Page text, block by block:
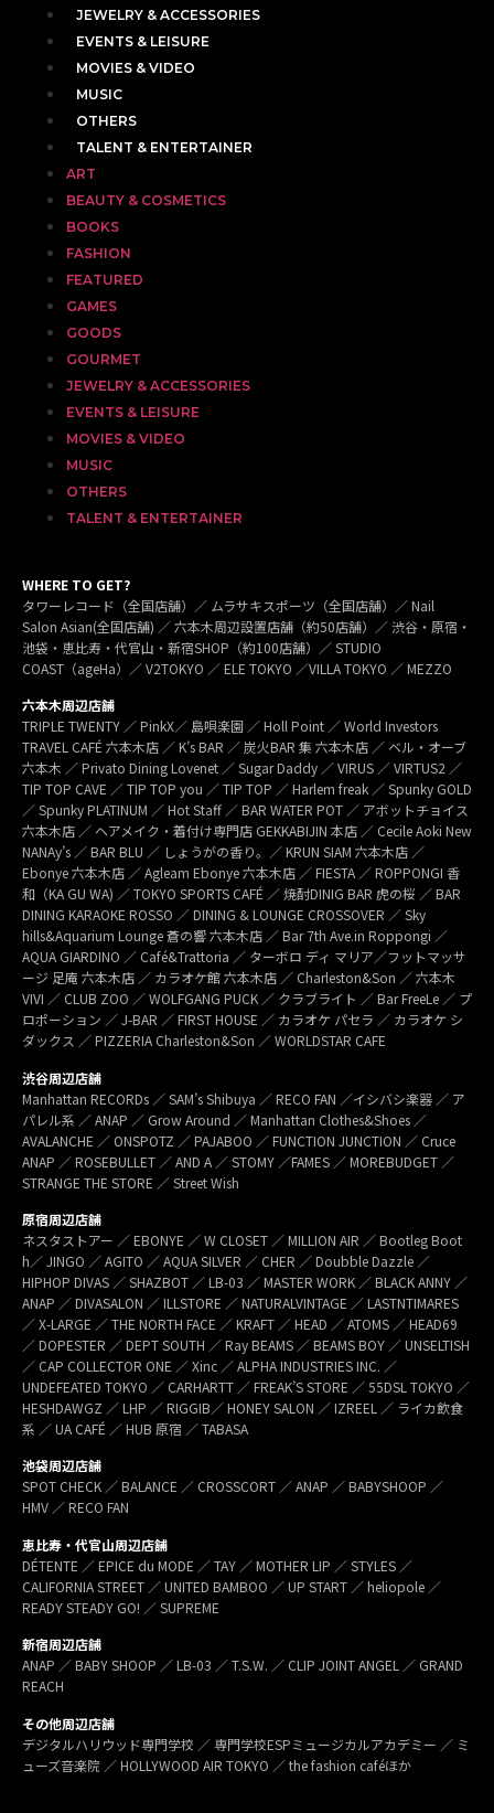
JEWELRY & ACCESSORIES
EVENTS & LEISURE
MOVIES & VIDEO
MUSIC
OTHERS
TALENT & ENTERTAINER
ART
BEAUTY & COSMETICS
BOOKS
FASHION
FEATURED
GAMES
GOODS
GOURMET
JEWELRY & ACCESSORIES
EVENTS & LEISURE
MOVIES & VIDEO
MUSIC
OTHERS
TALENT & ENTERTAINER
WHERE TO GET?
タワーレコード（全国店舗）／ ムラサキスポーツ（全国店舗）／ Nail
Salon Asian(全国店舗) ／ 六本木周辺設置店舗（約50店舗）／ 渋谷・原宿・
池袋・恵比寿・代官山・新宿SHOP（約100店舗）／ STUDIO
COAST（ageHa）／ V2TOKYO ／ ELE TOKYO ／VILLA TOKYO ／ MEZZO
六本木周辺店舗
TRIPLE TWENTY ／ PinkX／ 島唄楽園 ／ Holl Point ／ World Investors
TRAVEL CAFÉ 六本木店 ／ K’s BAR ／ 炭火BAR 集 六本木店 ／ ベル・オーブ
六本木 ／ Privato Dining Lovenet ／ Sugar Daddy ／ VIRUS ／ VIRTUS2 ／
TIP TOP CAVE ／ TIP TOP you ／ TIP TOP ／ Harlem freak ／ Spunky GOLD
／ Spunky PLATINUM ／ Hot Staff ／ BAR WATER POT ／ アボットチョイス
六本木店 ／ ヘアメイク・着付け専門店 GEKKABIJIN 本店 ／ Cecile Aoki New
NANAy’s ／ BAR BLU ／ しょうがの香り。／ KRUN SIAM 六本木店 ／
Ebonye 六本木店 ／ Agleam Ebonye 六本木店 ／ FIESTA ／ ROPPONGI 香
和（KA GU WA) ／ TOKYO SPORTS CAFÉ ／ 焼酎DINIG BAR 虎の桜 ／ BAR
DINING KARAOKE ROSSO ／ DINING & LOUNGE CROSSOVER ／ Sky
hills&Aquarium Lounge 蒼の響 六本木店 ／ Bar 7th Ave.in Roppongi ／
AQUA GIARDINO ／ Café&Trattoria ／ ターボロ ディ マリア／フットマッサ
ージ 足庵 六本木店 ／ カラオケ館 六本木店 ／ Charleston&Son ／ 六本木
VIVI ／ CLUB ZOO ／ WOLFGANG PUCK ／ クラブライト ／ Bar FreeLe ／ プ
ロポーション ／ J-BAR ／ FIRST HOUSE ／ カラオケ パセラ ／ カラオケ シ
ダックス ／ PIZZERIA Charleston&Son ／ WORLDSTAR CAFE
渋谷周辺店舗
Manhattan RECORDs ／ SAM’s Shibuya ／ RECO FAN ／イシバシ楽器 ／ ア
パレル系 ／ ANAP ／ Grow Around ／ Manhattan Clothes&Shoes ／
AVALANCHE ／ ONSPOTZ ／ PAJABOO ／ FUNCTION JUNCTION ／ Cruce
ANAP ／ ROSEBULLET ／ AND A ／ STOMY ／FAMES ／ MOREBUDGET ／
STRANGE THE STORE ／ Street Wish
原宿周辺店舗
ネスタストアー ／ EBONYE ／ W CLOSET ／ MILLION AIR ／ Bootleg Boot
h／ JINGO ／ AGITO ／ AQUA SILVER ／ CHER ／ Doubble Dazzle ／
HIPHOP DIVAS ／ SHAZBOT ／ LB-03 ／ MASTER WORK ／ BLACK ANNY ／
ANAP ／ DIVASALON ／ ILLSTORE ／ NATURALVINTAGE ／ LASTNTIMARES
／ X-LARGE ／ THE NORTH FACE ／ KRAFT ／ HEAD ／ ATOMS ／ HEAD69
／ DOPESTER ／ DEPT SOUTH ／ Ray BEAMS ／ BEAMS BOY ／ UNSELTISH
／ CAP COLLECTOR ONE ／ Xinc ／ ALPHA INDUSTRIES INC. ／
UNDEFEATED TOKYO ／ CARHARTT ／ FREAK’S STORE ／ 55DSL TOKYO ／
HESHDAWGZ ／ LHP ／ RIGGIB／ HONEY SALON ／ IZREEL ／ ライカ飲食
系 ／ UA CAFÉ ／ HUB 原宿 ／ TABASA
池袋周辺店舗
SPOT CHECK ／ BALANCE ／ CROSSCORT ／ ANAP ／ BABYSHOOP ／
HMV ／ RECO FAN
恵比寿・代官山周辺店舗
DÉTENTE ／ EPICE du MODE ／ TAY ／ MOTHER LIP ／ STYLES ／
CALIFORNIA STREET ／ UNITED BAMBOO ／ UP START ／ heliopole ／
READY STEADY GO! ／ SUPREME
新宿周辺店舗
ANAP ／ BABY SHOOP ／ LB-03 ／ T.S.W. ／ CLIP JOINT ANGEL ／ GRAND
REACH
その他周辺店舗
デジタルハリウッド専門学校 ／ 専門学校ESPミュージカルアカデミー ／ ミ
ューズ音楽院 ／ HOLLYWOOD AIR TOKYO ／ the fashion caféほか